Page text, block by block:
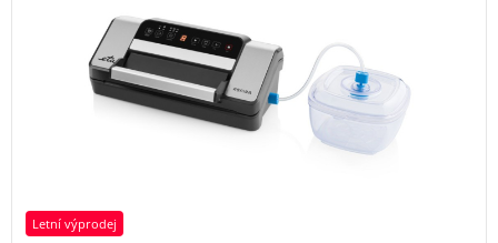
Letní výprodej